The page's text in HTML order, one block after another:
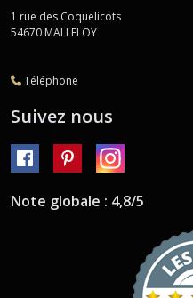
1 rue des Coquelicots
54670 MALLELOY
Téléphone
Suivez nous
Note globale : 4,8/5